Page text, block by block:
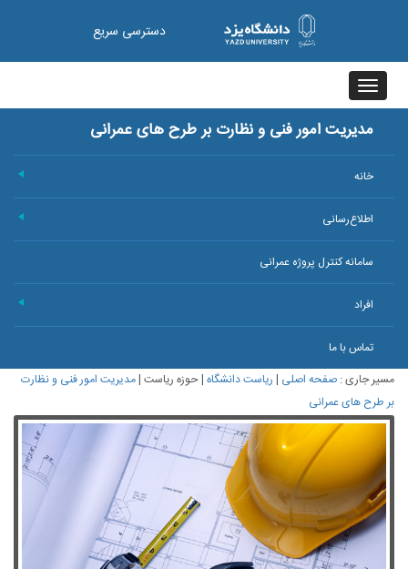
دسترسی سریع
Toggle
navigation
مدیریت امور فنی و نظارت بر طرح های عمرانی
خانه
اطلاع‌رسانی
سامانه کنترل پروژه عمرانی
افراد
تماس با ما
مسیر جاری :صفحه اصلی |ریاست دانشگاه|حوزه ریاست|مدیریت امور فنی و نظارت
بر طرح های عمرانی